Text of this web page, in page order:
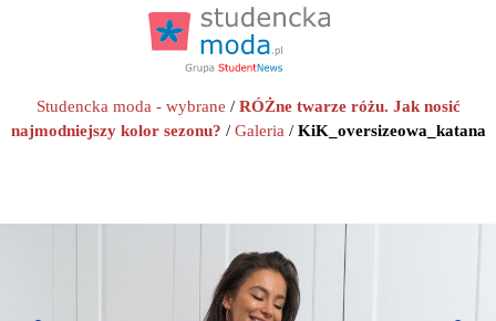
Studencka moda - wybrane / RÓŻne twarze różu. Jak nosić
najmodniejszy kolor sezonu? / Galeria / KiK_oversizeowa_katana